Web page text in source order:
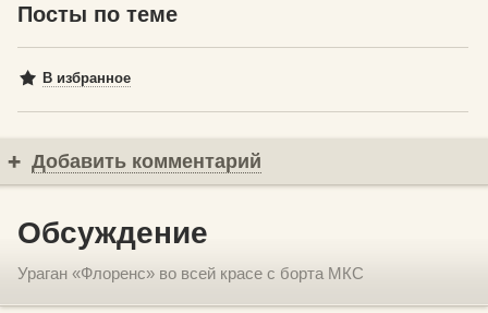
Посты по теме
В избранное
Добавить комментарий
Обсуждение
Ураган «Флоренс» во всей красе с борта МКС